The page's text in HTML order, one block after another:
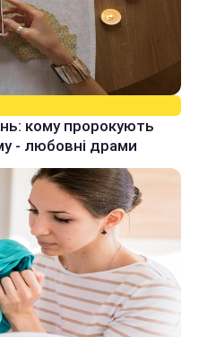
кому пророкують
- любовні драми